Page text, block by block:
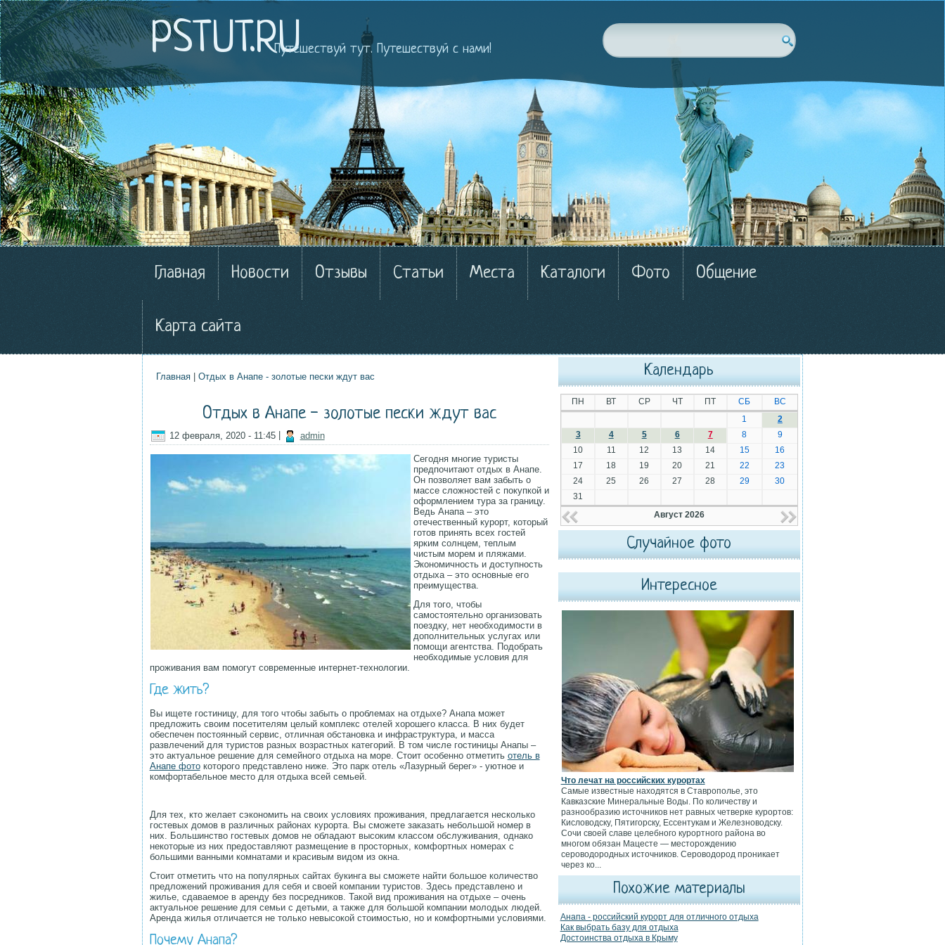
PSTUT.RUПутешествуй тут. Путешествуй с нами!
Главная Новости Отзывы Статьи Места Каталоги Фото Общение
Карта сайта
Вы здесь
Главная| Отдых в Анапе - золотые пески ждут вас
Отдых в Анапе - золотые пески ждут вас
12 февраля, 2020 - 11:45| admin
Сегодня многие туристы
предпочитают отдых в Анапе.
Он позволяет вам забыть о
массе сложностей с покупкой и
оформлением тура за границу.
Ведь Анапа – это
отечественный курорт, который
готов принять всех гостей
ярким солнцем, теплым
чистым морем и пляжами.
Экономичность и доступность
отдыха – это основные его
преимущества.
Для того, чтобы
самостоятельно организовать
поездку, нет необходимости в
дополнительных услугах или
помощи агентства. Подобрать
необходимые условия для
проживания вам помогут современные интернет-технологии.
Где жить?
Вы ищете гостиницу, для того чтобы забыть о проблемах на отдыхе? Анапа может
предложить своим посетителям целый комплекс отелей хорошего класса. В них будет
обеспечен постоянный сервис, отличная обстановка и инфраструктура, и масса
развлечений для туристов разных возрастных категорий. В том числе гостиницы Анапы –
это актуальное решение для семейного отдыха на море. Стоит особенно отметить отель в
Анапе фотокоторого представлено ниже. Это парк отель «Лазурный берег» - уютное и
комфортабельное место для отдыха всей семьей.
Для тех, кто желает сэкономить на своих условиях проживания, предлагается несколько
гостевых домов в различных районах курорта. Вы сможете заказать небольшой номер в
них. Большинство гостевых домов не обладают высоким классом обслуживания, однако
некоторые из них предоставляют размещение в просторных, комфортных номерах с
большими ванными комнатами и красивым видом из окна.
Стоит отметить что на популярных сайтах букинга вы сможете найти большое количество
предложений проживания для себя и своей компании туристов. Здесь представлено и
жилье, сдаваемое в аренду без посредников. Такой вид проживания на отдыхе – очень
актуальное решение для семьи с детьми, а также для большой компании молодых людей.
Аренда жилья отличается не только невысокой стоимостью, но и комфортными условиями.
Почему Анапа?
Календарь
ПН ВТ СР ЧТ ПТ СБ
ВС
1
2
3
4 5 6 7 8
9
10
11 12 13 14 15
16
17
18 19 20 21 22
23
24
25 26 27 28 29
30
31
Август 2026
Случайное фото
Интересное
Что лечат на российских курортах
Самые известные находятся в Ставрополье, это
Кавказские Минеральные Воды. По количеству и
разнообразию источников нет равных четверке курортов:
Кисловодску, Пятигорску, Ессентукам и Железноводску.
Сочи своей славе целебного курортного района во
многом обязан Мацесте — месторождению
сероводородных источников. Сероводород проникает
через ко...
Похожие материалы
Анапа - российский курорт для отличного отдыха
Как выбрать базу для отдыха
Достоинства отдыха в Крыму